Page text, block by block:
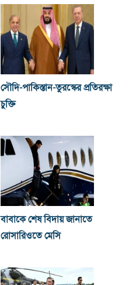
সৌদি-পাকিস্তান-তুরস্কের প্রতিরক্ষা
চুক্তি
বাবাকে শেষ বিদায় জানাতে
রোসারিওতে মেসি